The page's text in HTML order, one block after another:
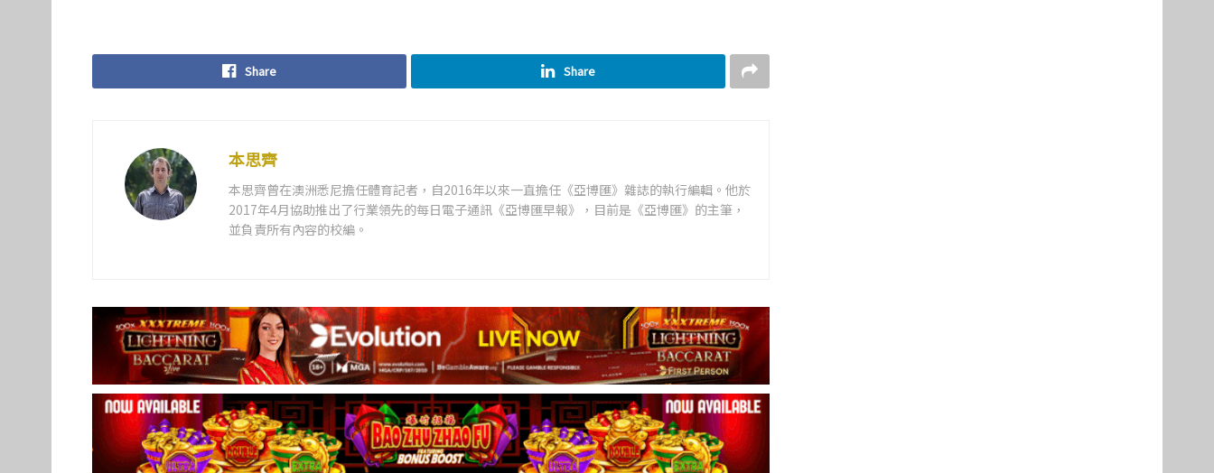
Share Share
本思齊
本思齊曾在澳洲悉尼擔任體育記者，自2016年以來一直擔任《亞博匯》雜誌的執行編輯。他於
2017年4月協助推出了行業領先的每日電子通訊《亞博匯早報》，目前是《亞博匯》的主筆，
並負責所有內容的校編。